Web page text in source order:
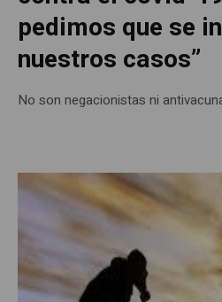
pedimos que se
nuestros casos”
No son negacionistas ni